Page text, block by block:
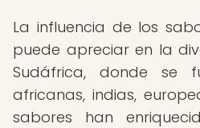
La influencia de los
puede apreciar en la
Sudáfrica, donde se
africanas, indias,
sabores han